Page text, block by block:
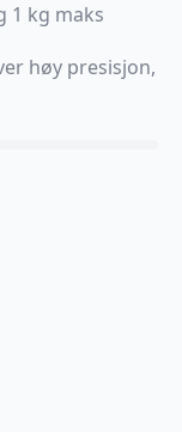
1 kg maks
høy presisjon,